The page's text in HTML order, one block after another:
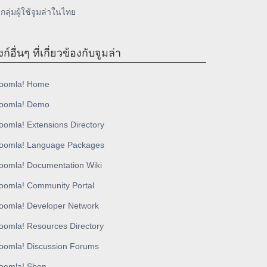
กลุ่มผู้ใช้จูมล่าในไทย
ก์อื่นๆ ที่เกี่ยวข้องกับจูมล่า
Home
Demo
Extensions Directory
Language Packages
Documentation Wiki
Community Portal
Developer Network
Resources Directory
Discussion Forums